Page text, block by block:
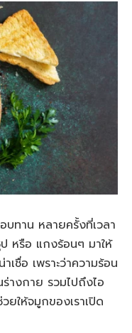
ทาน หลายครั้งที่เวลา
หรือ แกงร้อนๆ มาให้
เชื่อ เพราะว่าความร้อน
างกาย รวมไปถึงไอ
ยให้จมูกของเราเปิด